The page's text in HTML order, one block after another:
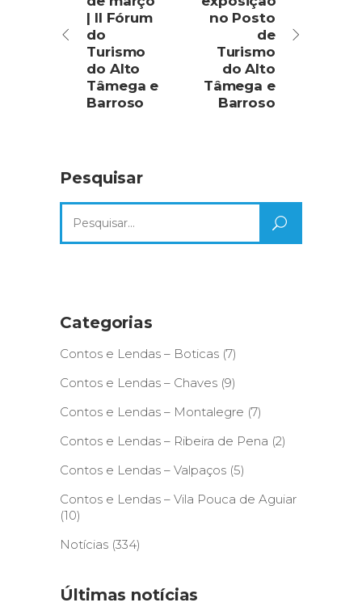
| II Fórum
do
Turismo
do Alto
Tâmega e
Barroso
no Posto
de
Turismo
do Alto
Tâmega e
Barroso
Pesquisar
for:
Categorias
Contos e Lendas – Boticas (7)
Contos e Lendas – Chaves (9)
Contos e Lendas – Montalegre (7)
Contos e Lendas – Ribeira de Pena (2)
Contos e Lendas – Valpaços (5)
Contos e Lendas – Vila Pouca de Aguiar
(10)
Notícias (334)
Últimas notícias